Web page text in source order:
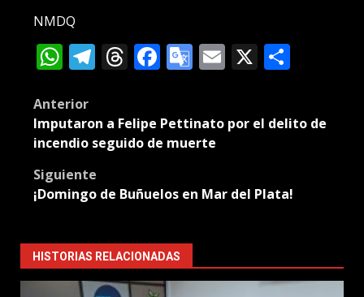
NMDQ
WhatsApp
Telegram
Threads
Facebook
Google
Email
X
Post
navigation
Anterior
Imputaron a Felipe Pettinato por el delito de
incendio seguido de muerte
Siguiente
¡Domingo de Buñuelos en Mar del Plata!
HISTORIAS RELACIONADAS